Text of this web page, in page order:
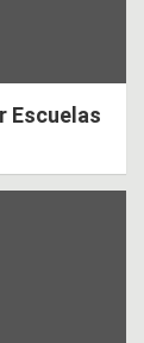
Escuelas